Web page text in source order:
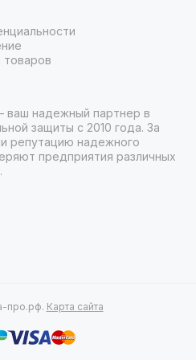
регулировки, чтобы
не мешал работе. Также
на дополнительные
отверстий,
выбор
лицевой щиток в нашем
безопасность на рабочем
доставку и качество
другими средствами
безопасной работы!
товаров
ваш надежный партнер в
защиты с 2010 года. За
репутацию надежного
предприятия различных
про.рф. Карта сайта